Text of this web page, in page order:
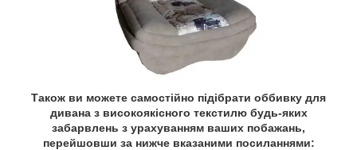
Також ви можете самостійно підібрати оббивку для
дивана з високоякісного текстилю будь-яких
забарвлень з урахуванням ваших побажань,
перейшовши за нижче вказаними посиланнями: